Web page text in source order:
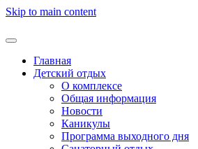
Skip to main content
Главная
Детский отдых
О комплексе
Общая информация
Новости
Каникулы
Программа выходного дня